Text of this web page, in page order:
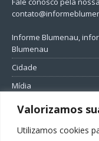
Valorizamos
Utilizamos cookies
Informe Blumenau,
Blumenau
Cidade
Mídia
Entretenimento